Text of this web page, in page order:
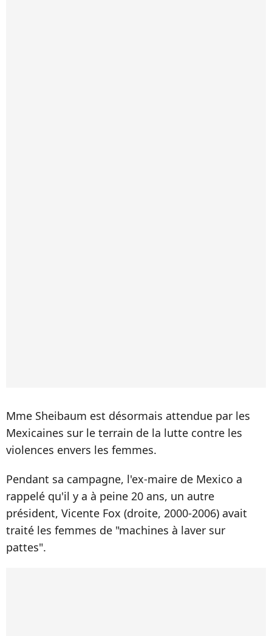
Mme Sheibaum est désormais attendue par les
Mexicaines sur le terrain de la lutte contre les
violences envers les femmes.
Pendant sa campagne, l'ex-maire de Mexico a
rappelé qu'il y a à peine 20 ans, un autre
président, Vicente Fox (droite, 2000-2006) avait
traité les femmes de "machines à laver sur
pattes".